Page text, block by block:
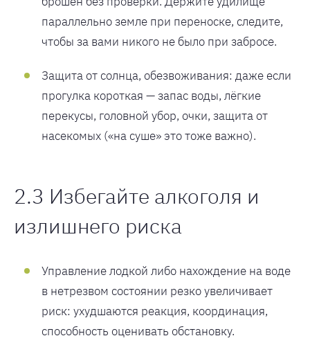
параллельно земле при переноске, следите,
чтобы за вами никого не было при забросе.
Защита от солнца, обезвоживания: даже если
прогулка короткая — запас воды, лёгкие
перекусы, головной убор, очки, защита от
насекомых («на суше» это тоже важно).
2.3 Избегайте алкоголя и
излишнего риска
Управление лодкой либо нахождение на воде
в нетрезвом состоянии резко увеличивает
риск: ухудшаются реакция, координация,
способность оценивать обстановку.